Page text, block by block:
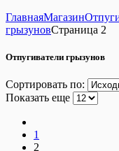
ГлавнаяМагазин
грызуновСтраница 2
Отпугиватели грызунов
Сортировать по:
Показать еще
1
2